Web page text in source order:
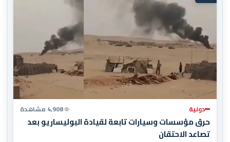
دولية 4,908 مشاهدة
حرق مؤسسات وسيارات تابعة لقيادة البوليساريو بعد
تصاعد الاحتقان